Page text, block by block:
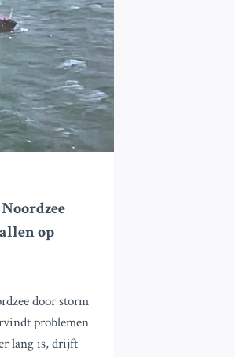
op
door storm
problemen
lang is, drijft